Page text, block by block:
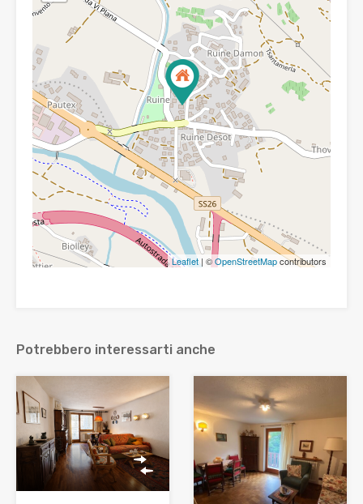
Leaflet | ©OpenStreetMapcontributors
Potrebbero interessarti anche